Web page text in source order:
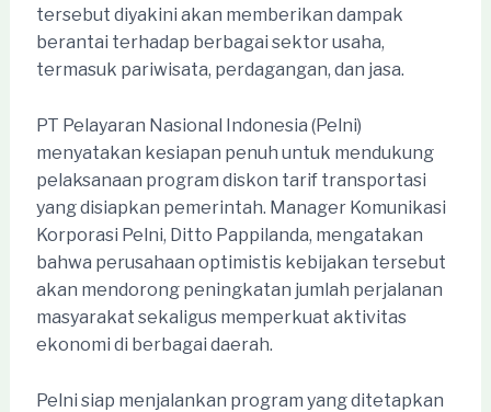
tersebut diyakini akan memberikan dampak
berantai terhadap berbagai sektor usaha,
termasuk pariwisata, perdagangan, dan jasa.
PT Pelayaran Nasional Indonesia (Pelni)
menyatakan kesiapan penuh untuk mendukung
pelaksanaan program diskon tarif transportasi
yang disiapkan pemerintah. Manager Komunikasi
Korporasi Pelni, Ditto Pappilanda, mengatakan
bahwa perusahaan optimistis kebijakan tersebut
akan mendorong peningkatan jumlah perjalanan
masyarakat sekaligus memperkuat aktivitas
ekonomi di berbagai daerah.
Pelni siap menjalankan program yang ditetapkan